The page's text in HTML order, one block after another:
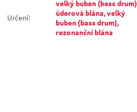
Určení:
velký buben (bass drum),
úderová blána ,velký
buben (bass drum),
rezonanční blána